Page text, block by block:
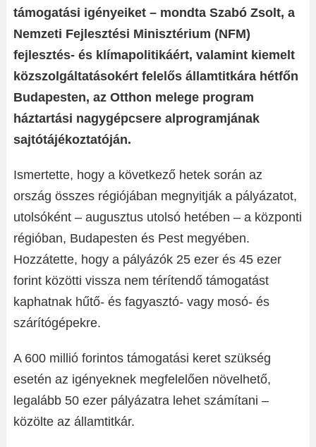
támogatási igényeiket – mondta Szabó Zsolt, a
Nemzeti Fejlesztési Minisztérium (NFM)
fejlesztés- és klímapolitikáért, valamint kiemelt
közszolgáltatásokért felelős államtitkára hétfőn
Budapesten, az Otthon melege program
háztartási nagygépcsere alprogramjának
sajtótájékoztatóján.
Ismertette, hogy a következő hetek során az
ország összes régiójában megnyitják a pályázatot,
utolsóként – augusztus utolsó hetében – a központi
régióban, Budapesten és Pest megyében.
Hozzátette, hogy a pályázók 25 ezer és 45 ezer
forint közötti vissza nem térítendő támogatást
kaphatnak hűtő- és fagyasztó- vagy mosó- és
szárítógépekre.
A 600 millió forintos támogatási keret szükség
esetén az igényeknek megfelelően növelhető,
legalább 50 ezer pályázatra lehet számítani –
közölte az államtitkár.